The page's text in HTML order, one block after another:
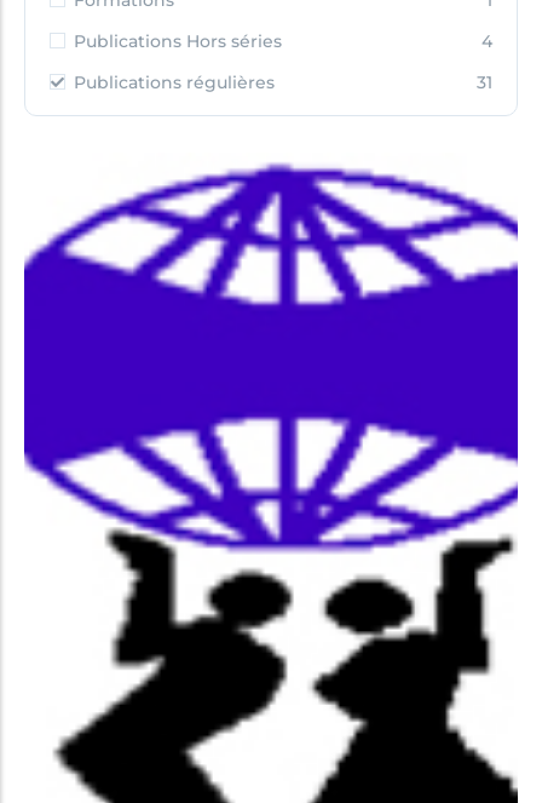
Publications Hors séries
4
Publications régulières
31